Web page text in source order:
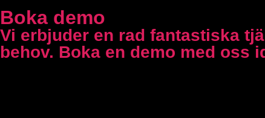
Boka demo
Vi erbjuder en rad fantastiska
behov. Boka en demo med oss